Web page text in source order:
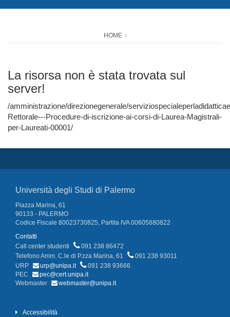
HOME
La risorsa non è stata trovata sul
server!
/amministrazione/direzionegenerale/
Rettorale---Procedure-di-iscrizione-ai-corsi-di-Laurea-Magistrali-
per-Laureati-00001/
Università degli Studi di Palermo
Piazza Marina, 61
90133 - PALERMO
Codice Fiscale 80023730825, Partita IVA 00605880822
Contatti
Call center studenti
091 238 86472
Telefono Amm. C.le di P.zza Marina, 61
091 238 93011
URP
urp@unipa.it
091 238 93666
PEC
pec@cert.unipa.it
Webmaster
webmaster@unipa.it
Accessibilità